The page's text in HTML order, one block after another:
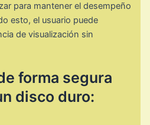
para mantener el desempeño
esto, el usuario puede
de visualización sin
forma segura
disco duro: